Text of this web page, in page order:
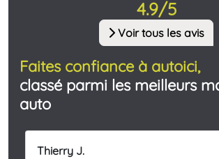
4.9/5
Voir tous les avis
Faites confiance à autoici,
classé parmi les meilleurs
auto
Thierry J.